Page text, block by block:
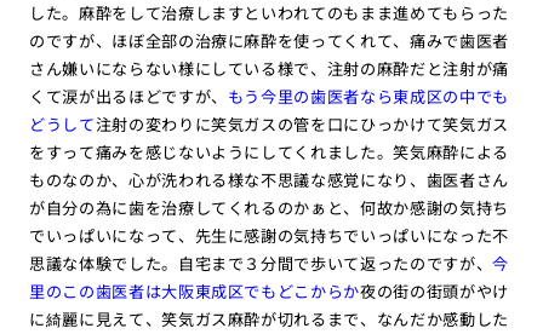
した。麻酔をして治療しますといわれてのもまま進めてもらった
のですが、ほぼ全部の治療に麻酔を使ってくれて、痛みで歯医者
さん嫌いにならない様にしている様で、注射の麻酔だと注射が痛
くて涙が出るほどですが、 もう今里の歯医者なら東成区の中でも
どうして注射の変わりに笑気ガスの管を口にひっかけて笑気ガス
をすって痛みを感じないようにしてくれました。笑気麻酔による
ものなのか、心が洗われる様な不思議な感覚になり、歯医者さん
が自分の為に歯を治療してくれるのかぁと、何故か感謝の気持ち
でいっぱいになって、先生に感謝の気持ちでいっぱいになった不
思議な体験でした。自宅まで３分間で歩いて返ったのですが、今
里のこの歯医者は大阪東成区でもどこからか夜の街の街頭がやけ
に綺麗に見えて、笑気ガス麻酔が切れるまで、なんだか感動した